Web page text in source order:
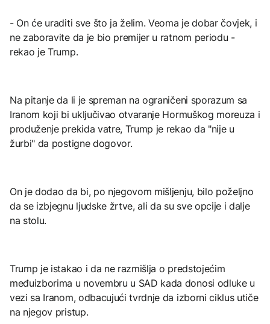
- On će uraditi sve što ja želim. Veoma je dobar čovjek, i
ne zaboravite da je bio premijer u ratnom periodu -
rekao je Trump.
Na pitanje da li je spreman na ograničeni sporazum sa
Iranom koji bi uključivao otvaranje Hormuškog moreuza i
produženje prekida vatre, Trump je rekao da "nije u
žurbi" da postigne dogovor.
On je dodao da bi, po njegovom mišljenju, bilo poželjno
da se izbjegnu ljudske žrtve, ali da su sve opcije i dalje
na stolu.
Trump je istakao i da ne razmišlja o predstojećim
međuizborima u novembru u SAD kada donosi odluke u
vezi sa Iranom, odbacujući tvrdnje da izborni ciklus utiče
na njegov pristup.